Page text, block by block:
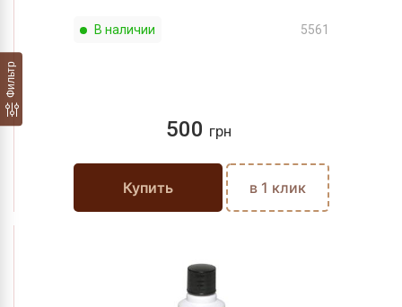
Фильтр
В наличии 5561
500 грн
Купить в 1 клик